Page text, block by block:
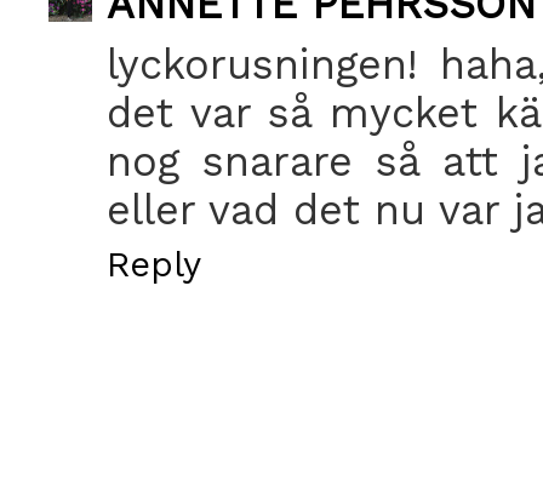
lyckorusningen!
det var så mycket
nog snarare så att
eller vad det nu var
Reply